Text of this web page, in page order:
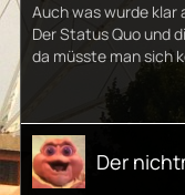
Auch was wurde klar
Der Status Quo und
da müsste man sich
Der